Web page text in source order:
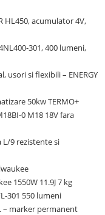
HL450, acumulator 4V,
301, 400 lumeni,
usori si flexibili – ENERGY
50kw TERMO+
0 M18 18V fara
9 rezistente si
1550W 11.9J 7 kg
301 550 lumeni
– marker permanent